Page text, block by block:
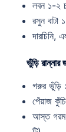
লবন ১-২
রসুন বাটা
দারচিনি,
ভুঁড়ি রান্নার
গরুর ভুঁড়ি
পেঁয়াজ
আস্ত গরম